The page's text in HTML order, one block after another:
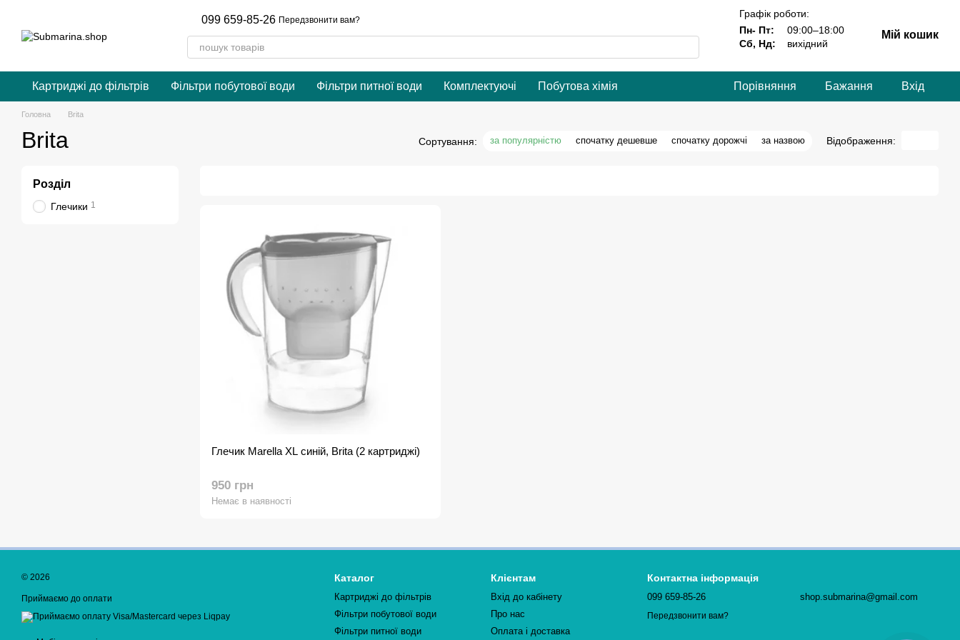
099 659-85-26 Передзвонити вам?
Графік роботи:
Пн- Пт:
09:00–18:00
Сб, Нд:
вихідний
Мій кошик
Картриджі до фільтрів Фільтри побутової води Фільтри питної води Комплектуючі Побутова хімія Порівняння Бажання Вхід
Головна Brita
Brita Сортування: за популярністю спочатку дешевше спочатку дорожчі за назвою Відображення:
Глечик Marella XL синій, Brita (2 картриджі)
950 грн
Немає в наявності
Розділ
Глечики 1
© 2026
Приймаємо до оплати
Каталог
Картриджі до фільтрів
Фільтри побутової води
Фільтри питної води
Клієнтам
Вхід до кабінету
Про нас
Оплата і доставка
Контактна інформація
099 659-85-26
Передзвонити вам?
shop.submarina@gmail.com